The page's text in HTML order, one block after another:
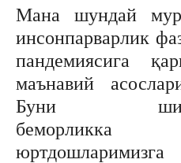
Мана шундай
инсонпарварлик
пандемиясига
маънавий
Буни